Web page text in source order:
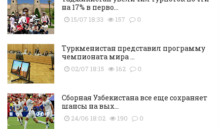
на 17% в перво...
15/07 18:33 157 0
Туркменистан представил программу
чемпионата мира ...
02/07 18:15 162 0
Сборная Узбекистана все еще сохраняет
шансы на вых...
24/06 18:02 190 0